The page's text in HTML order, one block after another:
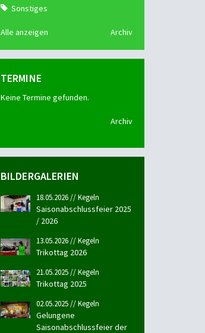
Sonstiges
Alle anzeigen Archiv
TERMINE
Keine Termine gefunden.
Archiv
BILDERGALERIEN
18.05.2026 // Kegeln
Saisonabschlussfeier 2025
/ 2026
13.05.2026 // Kegeln
Trikottag 2026
21.05.2025 // Kegeln
Trikottag 2025
02.05.2025 // Kegeln
Gelungene
Saisonabschlussfeier der